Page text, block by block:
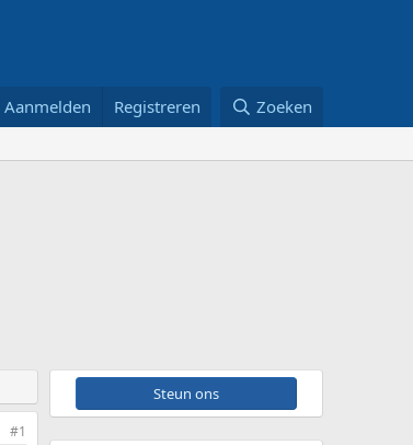
Aanmelden Registreren Zoeken
#1
Steun ons